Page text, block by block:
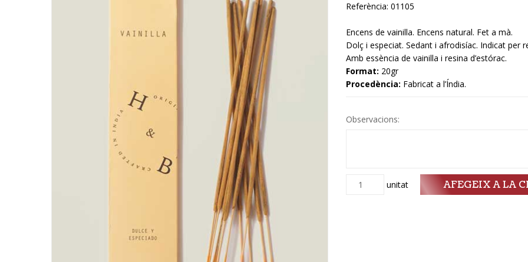
Referència: 01105
Encens de vainilla. Encens natural. Fet a mà.
Dolç i especiat. Sedant i afrodisíac. Indicat per
Amb essència de vainilla i resina d’estórac.
Format: 20gr
Procedència: Fabricat a l’Índia.
Observacions:
Quantitat unitat AFEGEIX A LA